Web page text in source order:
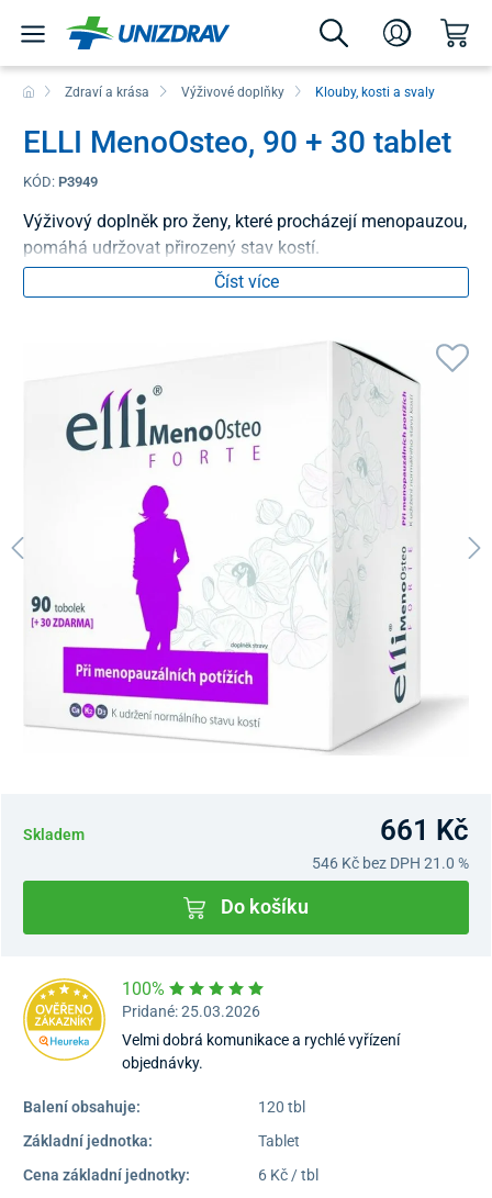
Zdraví a krása Výživové doplňky Klouby, kosti a svaly
ELLI MenoOsteo, 90 + 30 tablet
KÓD: P3949
Výživový doplněk pro ženy, které procházejí menopauzou,
pomáhá udržovat přirozený stav kostí.
Číst více
Skladem 661 Kč
546 Kč bez DPH 21.0 %
Do košíku
100%
Pridané: 25.03.2026
Velmi dobrá komunikace a rychlé vyřízení
objednávky.
Balení obsahuje:
120 tbl
Základní jednotka:
Tablet
Cena základní jednotky:
6 Kč / tbl